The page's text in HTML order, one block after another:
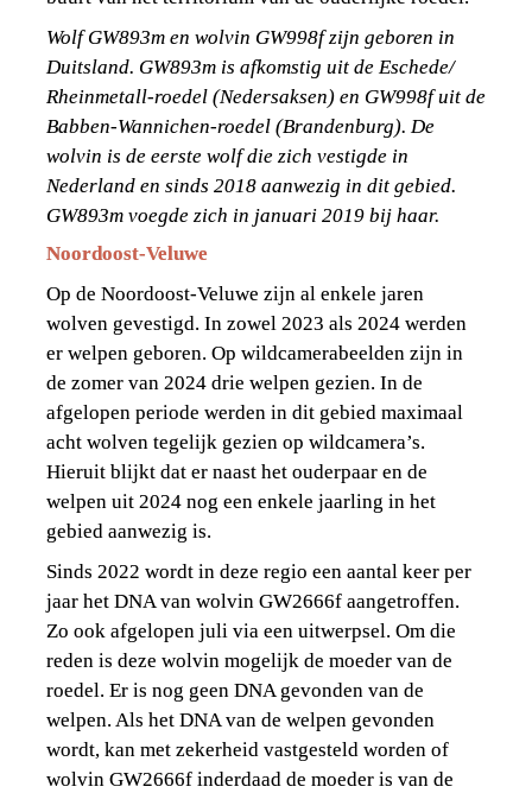
Wolf GW893m en wolvin GW998f zijn geboren in
Duitsland. GW893m is afkomstig uit de Eschede/
Rheinmetall-roedel (Nedersaksen) en GW998f uit de
Babben-Wannichen-roedel (Brandenburg). De
wolvin is de eerste wolf die zich vestigde in
Nederland en sinds 2018 aanwezig in dit gebied.
GW893m voegde zich in januari 2019 bij haar.
Noordoost-Veluwe
Op de Noordoost-Veluwe zijn al enkele jaren
wolven gevestigd. In zowel 2023 als 2024 werden
er welpen geboren. Op wildcamerabeelden zijn in
de zomer van 2024 drie welpen gezien. In de
afgelopen periode werden in dit gebied maximaal
acht wolven tegelijk gezien op wildcamera’s.
Hieruit blijkt dat er naast het ouderpaar en de
welpen uit 2024 nog een enkele jaarling in het
gebied aanwezig is.
Sinds 2022 wordt in deze regio een aantal keer per
jaar het DNA van wolvin GW2666f aangetroffen.
Zo ook afgelopen juli via een uitwerpsel. Om die
reden is deze wolvin mogelijk de moeder van de
roedel. Er is nog geen DNA gevonden van de
welpen. Als het DNA van de welpen gevonden
wordt, kan met zekerheid vastgesteld worden of
wolvin GW2666f inderdaad de moeder is van de